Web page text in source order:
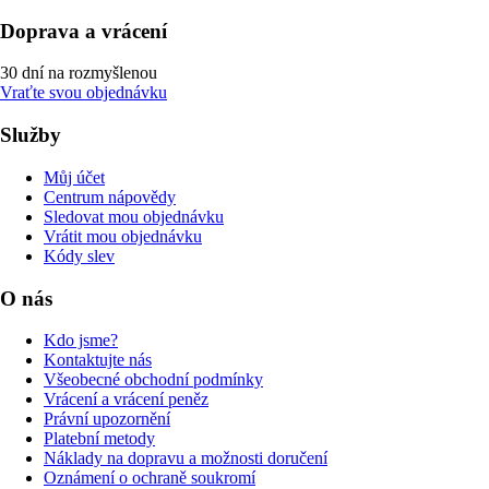
Doprava a vrácení
30 dní na rozmyšlenou
Vraťte svou objednávku
Služby
Můj účet
Centrum nápovědy
Sledovat mou objednávku
Vrátit mou objednávku
Kódy slev
O nás
Kdo jsme?
Kontaktujte nás
Všeobecné obchodní podmínky
Vrácení a vrácení peněz
Právní upozornění
Platební metody
Náklady na dopravu a možnosti doručení
Oznámení o ochraně soukromí